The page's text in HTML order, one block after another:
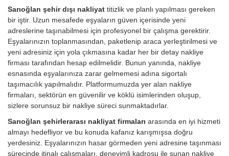
Sarıoğlan şehir dışı nakliyat titizlik ve planlı yapılması gereken
bir iştir. Uzun mesafede eşyaların güven içerisinde yeni
adreslerine taşınabilmesi için profesyonel bir çalışma gerektirir.
Eşyalarınızın toplanmasından, paketlenip araca yerleştirilmesi ve
yeni adresiniz için yola çıkmasına kadar her bir detay nakliye
firması tarafından hesap edilmelidir. Bunun yanında, nakliye
esnasında eşyalarınıza zarar gelmemesi adına sigortalı
taşımacılık yapılmalıdır. Platformumuzda yer alan nakliye
firmaları, sektörün en güvenilir ve köklü isimlerinden oluşup,
sizlere sorunsuz bir nakliye süreci sunmaktadırlar.
Sarıoğlan şehirlerarası nakliyat firmaları arasında en iyi hizmeti
almayı hedefliyor ve bu konuda kafanız karışmışsa doğru
yerdesiniz. Eşyalarınızın hasar görmeden yeni adresine taşınması
sürecinde itinalı çalışmaları, deneyimli kadrosu ile sunan nakliye